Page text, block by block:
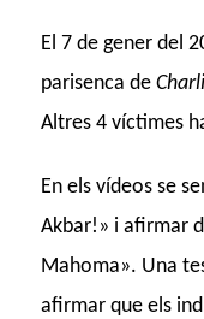
El 7 de gener del
parisenca de
Altres 4 víctimes
En els vídeos se
Akbar!» i afirmar
Mahoma». Una
afirmar que els